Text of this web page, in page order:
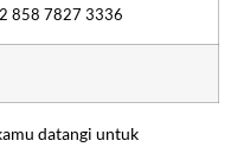
858 7827 3336
datangi untuk